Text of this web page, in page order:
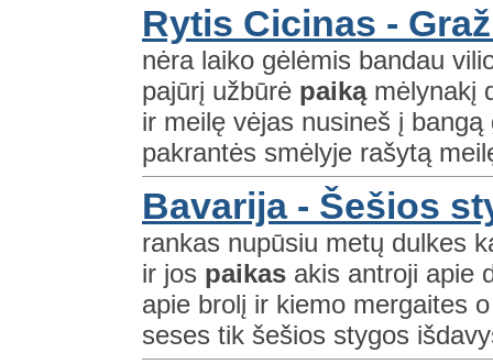
Rytis Cicinas -
nėra laiko gėlėmis bandau
pajūrį užbūrė paikąmėlynakį
ir meilę vėjas nusineš į
pakrantės smėlyje rašytą
Bavarija - Šešios
rankas nupūsiu metų dulkes
ir jos paikas akis antroji apie
apie brolį ir kiemo mergaites
seses tik šešios stygos